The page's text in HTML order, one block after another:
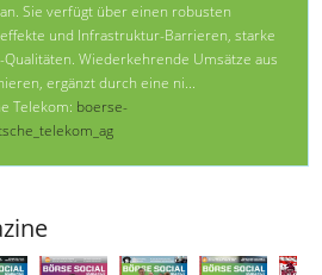
Sie verfügt über einen robusten
und Infrastruktur-Barrieren, starke
Wiederkehrende Umsätze aus
ergänzt durch eine ni...
Telekom: boerse-